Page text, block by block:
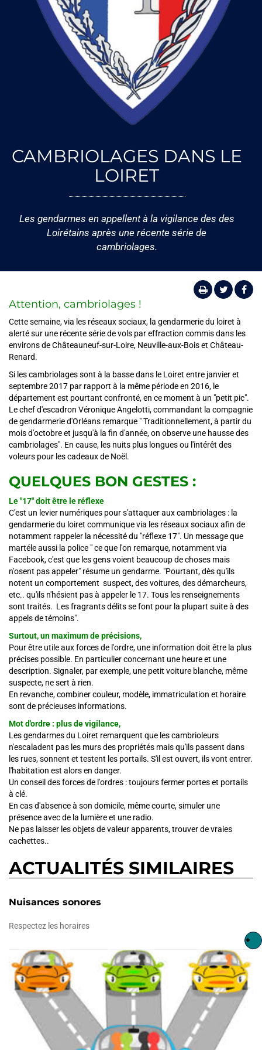
CAMBRIOLAGES DANS LE
LOIRET
Les gendarmes en appellent à la vigilance des des
Loirétains après une récente série de
cambriolages.
Attention, cambriolages !
Cette semaine, via les réseaux sociaux, la gendarmerie du loiret à
alerté sur une récente série de vols par effraction commis dans les
environs de Châteauneuf-sur-Loire, Neuville-aux-Bois et Château-
Renard.
Si les cambriolages sont à la basse dans le Loiret entre janvier et
septembre 2017 par rapport à la même période en 2016, le
département est pourtant confronté, en ce moment à un "petit pic".
Le chef d'escadron Véronique Angelotti, commandant la compagnie
de gendarmerie d'Orléans remarque " Traditionnellement, à partir du
mois d'octobre et jusqu'à la fin d'année, on observe une hausse des
cambriolages". En cause, les nuits plus longues ou l'intérêt des
voleurs pour les cadeaux de Noël.
QUELQUES BON GESTES :
Le "17" doit être le réflexe
C'est un levier numériques pour s'attaquer aux cambriolages : la
gendarmerie du loiret communique via les réseaux sociaux afin de
notamment rappeler la nécessité du "réflexe 17". Un message que
martéle aussi la police " ce que l'on remarque, notamment via
Facebook, c'est que les gens voient beaucoup de choses mais
n'osent pas appeler" résume un gendarme. "Pourtant, dès qu'ils
notent un comportement suspect, des voitures, des démarcheurs,
etc.. qu'ils n'hésient pas à appeler le 17. Tous les renseignements
sont traités. Les fragrants délits se font pour la plupart suite à des
appels de témoins".
Surtout, un maximum de précisions,
Pour être utile aux forces de l'ordre, une information doit être la plus
précises possible. En particulier concernant une heure et une
description. Signaler, par exemple, une petit voiture blanche, même
suspecte, ne sert à rien.
En revanche, combiner couleur, modèle, immatriculation et horaire
sont de précieuses informations.
Mot d'ordre : plus de vigilance,
Les gendarmes du Loiret remarquent que les cambrioleurs
n'escaladent pas les murs des propriétés mais qu'ils passent dans
les rues, sonnent et testent les portails. S'il est ouvert, ils vont entrer.
l'habitation est alors en danger.
Un conseil des forces de l'ordres : toujours fermer portes et portails
à clé.
En cas d'absence à son domicile, même courte, simuler une
présence avec de la lumière et une radio.
Ne pas laisser les objets de valeur apparents, trouver de vraies
cachettes..
ACTUALITÉS SIMILAIRES
Nuisances sonores
Respectez les horaires
+